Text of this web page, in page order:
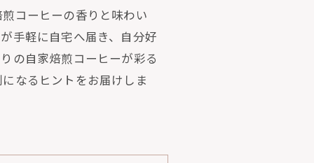
コーヒーの香りと味わい
手軽に自宅へ届き、自分好
の自家焙煎コーヒーが彩る
なるヒントをお届けしま